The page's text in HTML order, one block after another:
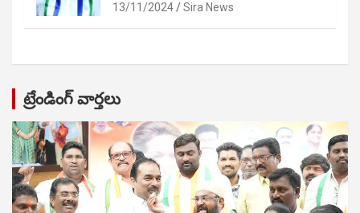
13/11/2024 Sira News
ట్రేండింగ్ వార్తలు